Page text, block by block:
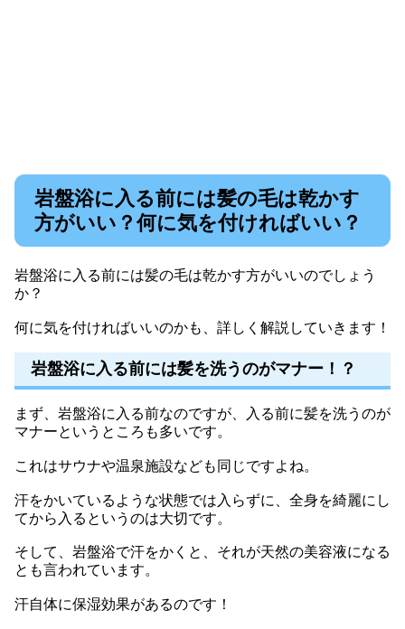
岩盤浴に入る前には髪の毛は乾かす
方がいい？何に気を付ければいい？
岩盤浴に入る前には髪の毛は乾かす方がいいのでしょう
か？
何に気を付ければいいのかも、詳しく解説していきます！
岩盤浴に入る前には髪を洗うのがマナー！？
まず、岩盤浴に入る前なのですが、入る前に髪を洗うのが
マナーというところも多いです。
これはサウナや温泉施設なども同じですよね。
汗をかいているような状態では入らずに、全身を綺麗にし
てから入るというのは大切です。
そして、岩盤浴で汗をかくと、それが天然の美容液になる
とも言われています。
汗自体に保湿効果があるのです！